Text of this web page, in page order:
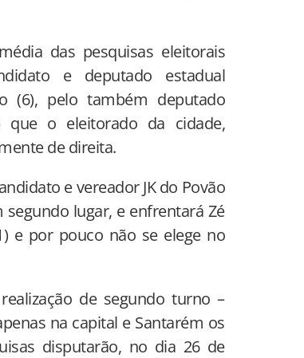
das pesquisas eleitorais
e deputado estadual
(6), pelo também deputado
que o eleitorado da cidade,
de direita.
e vereador JK do Povão
segundo lugar, e enfrentará Zé
e por pouco não se elege no
de segundo turno –
na capital e Santarém os
disputarão, no dia 26 de